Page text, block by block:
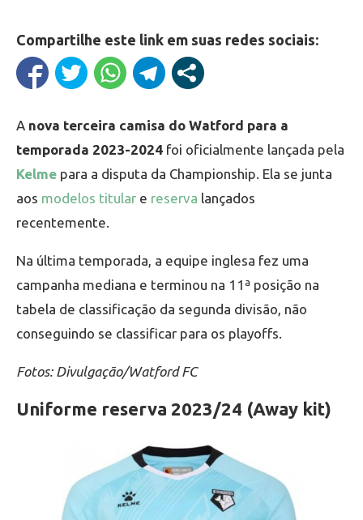
Compartilhe este link em suas redes sociais:
A nova terceira camisa do Watford para a
temporada 2023-2024 foi oficialmente lançada pela
Kelme para a disputa da Championship. Ela se junta
aos modelos titular e reserva lançados
recentemente.
Na última temporada, a equipe inglesa fez uma
campanha mediana e terminou na 11ª posição na
tabela de classificação da segunda divisão, não
conseguindo se classificar para os playoffs.
Fotos: Divulgação/Watford FC
Uniforme reserva 2023/24 (Away kit)